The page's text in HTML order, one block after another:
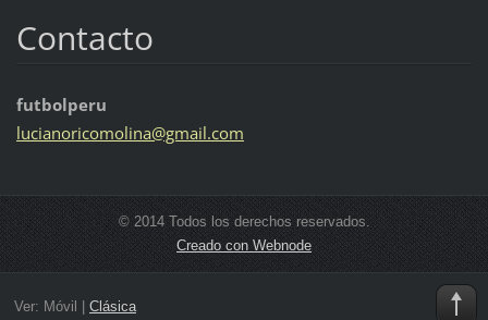
Contacto
futbolperu
lucianoricomolina@gmail.com
© 2014 Todos los derechos reservados.
Creado con Webnode
Ver: Móvil Clásica